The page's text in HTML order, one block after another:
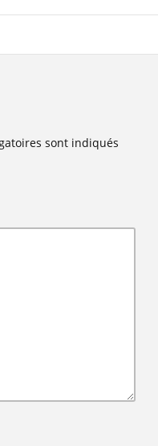
sont indiqués